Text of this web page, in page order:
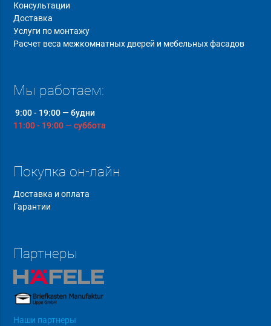
Консультации
Доставка
Услуги по монтажу
Расчет веса межкомнатных дверей и мебельных фасадов
Мы работаем:
9:00 - 19:00 — будни
11:00 - 19:00 — суббота
Покупка он-лайн
Доставка и оплата
Гарантии
Партнеры
Наши партнеры